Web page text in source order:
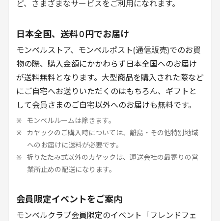
ど、さまざまなサービスをご利用になれます。
日本全国、送料0 円でお届け
モンベルストア、モンベルポスト(通信販売)でのお買
物の際、購入金額にかかわらず日本全国へのお届け
が送料無料となります。大型商品を購入された際など
にご自宅へお送りいただくのはもちろん、ギフトと
して会員さまのご自宅以外へのお届けも無料です。
モンベルルームは除きます。
カヤックのご購入時については、離島・その他特別地域
へのお届けに送料が必要です。
折りたたみ式以外のカヤックは、運送会社の最寄りの営
業所止めの配送になります。
会員限定イベントをご案内
モンベルクラブ会員限定のイベント「フレンドフェ